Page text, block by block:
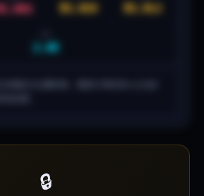
$3,028 $3,012
2.6R
🔒